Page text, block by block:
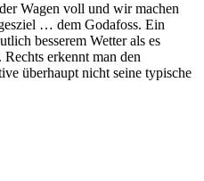
Wagen voll und wir machen
… dem Godafoss. Ein
besserem Wetter als es
erkennt man den
überhaupt nicht seine typische